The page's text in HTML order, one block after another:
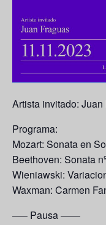
Artista invitado:
Programa:
Mozart: Sonata en
Beethoven: Sonata
Wieniawski:
Waxman: Carmen
—– Pausa ——